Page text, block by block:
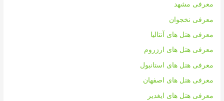
معرفی مشهد
معرفی نخجوان
معرفی هتل های آنتالیا
معرفی هتل های ارزروم
معرفی هتل های استانبول
معرفی هتل های اصفهان
معرفی هتل های ایغدیر